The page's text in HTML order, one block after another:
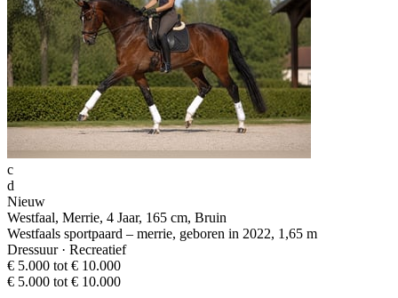
c
d
Nieuw
Westfaal, Merrie, 4 Jaar, 165 cm, Bruin
Westfaals sportpaard – merrie, geboren in 2022, 1,65 m
Dressuur · Recreatief
€ 5.000 tot € 10.000
€ 5.000 tot € 10.000